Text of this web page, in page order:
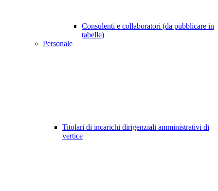
Consulenti e collaboratori (da pubblicare in
tabelle)
Personale
Titolari di incarichi dirigenziali amministrativi di
vertice